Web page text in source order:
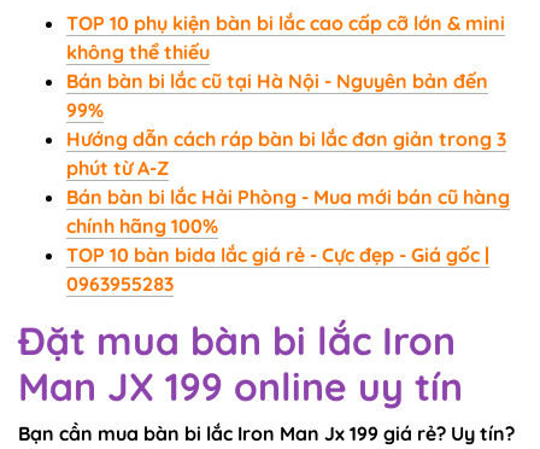
TOP 10 phụ kiện bàn bi lắc cao cấp cỡ lớn & mini
không thể thiếu
Bán bàn bi lắc cũ tại Hà Nội - Nguyên bản đến
99%
Hướng dẫn cách ráp bàn bi lắc đơn giản trong 3
phút từ A-Z
Bán bàn bi lắc Hải Phòng - Mua mới bán cũ hàng
chính hãng 100%
TOP 10 bàn bida lắc giá rẻ - Cực đẹp - Giá gốc |
0963955283
Đặt mua bàn bi lắc Iron
Man JX 199 online uy tín
Bạn cần mua bàn bi lắc Iron Man Jx 199 giá rẻ? Uy tín?